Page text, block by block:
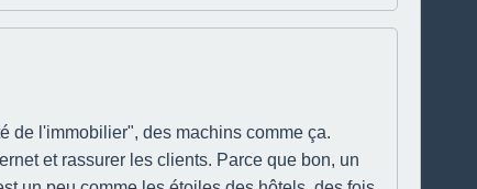
de l'immobilier", des machins comme ça.
et rassurer les clients. Parce que bon, un